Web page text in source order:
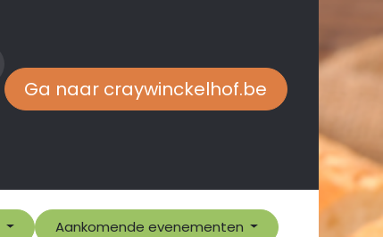
Ga naar craywinckelhof.be​
Aankomende evenementen